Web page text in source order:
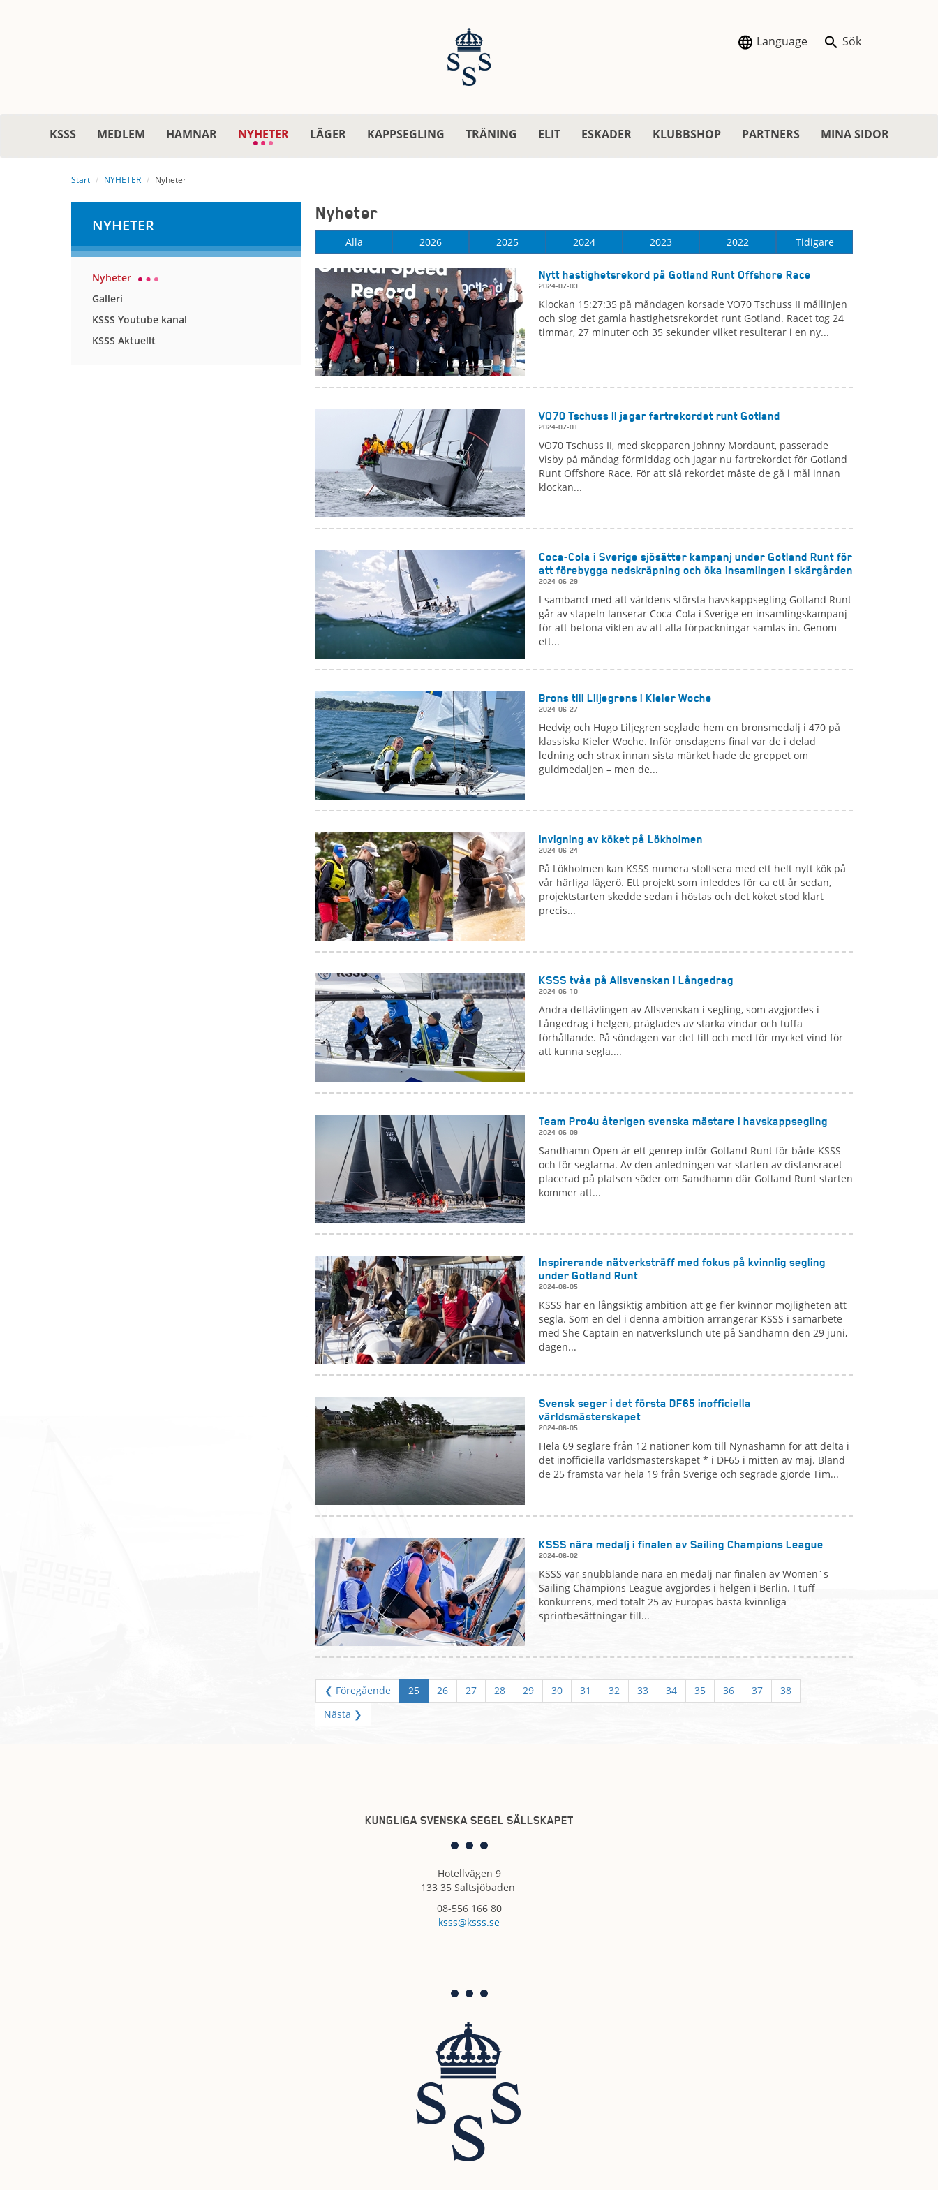
Language Sök
KSSS MEDLEM HAMNAR NYHETER LÄGER KAPPSEGLING TRÄNING ELIT ESKADER KLUBBSHOP PARTNERS MINA SIDOR
Start NYHETER Nyheter
NYHETER
Nyheter
Galleri
KSSS Youtube kanal
KSSS Aktuellt
Nyheter
Alla 2026 2025 2024 2023 2022 Tidigare
Nytt hastighetsrekord på Gotland Runt Offshore Race
2024-07-03
Klockan 15:27:35 på måndagen korsade VO70 Tschuss II mållinjen
och slog det gamla hastighetsrekordet runt Gotland. Racet tog 24
timmar, 27 minuter och 35 sekunder vilket resulterar i en ny...
VO70 Tschuss II jagar fartrekordet runt Gotland
2024-07-01
VO70 Tschuss II, med skepparen Johnny Mordaunt, passerade
Visby på måndag förmiddag och jagar nu fartrekordet för Gotland
Runt Offshore Race. För att slå rekordet måste de gå i mål innan
klockan...
Coca-Cola i Sverige sjösätter kampanj under Gotland Runt för
att förebygga nedskräpning och öka insamlingen i skärgården
2024-06-29
I samband med att världens största havskappsegling Gotland Runt
går av stapeln lanserar Coca-Cola i Sverige en insamlingskampanj
för att betona vikten av att alla förpackningar samlas in. Genom
ett...
Brons till Liljegrens i Kieler Woche
2024-06-27
Hedvig och Hugo Liljegren seglade hem en bronsmedalj i 470 på
klassiska Kieler Woche. Inför onsdagens final var de i delad
ledning och strax innan sista märket hade de greppet om
guldmedaljen – men de...
Invigning av köket på Lökholmen
2024-06-24
På Lökholmen kan KSSS numera stoltsera med ett helt nytt kök på
vår härliga lägerö. Ett projekt som inleddes för ca ett år sedan,
projektstarten skedde sedan i höstas och det köket stod klart
precis...
KSSS tvåa på Allsvenskan i Långedrag
2024-06-10
Andra deltävlingen av Allsvenskan i segling, som avgjordes i
Långedrag i helgen, präglades av starka vindar och tuffa
förhållande. På söndagen var det till och med för mycket vind för
att kunna segla....
Team Pro4u återigen svenska mästare i havskappsegling
2024-06-09
Sandhamn Open är ett genrep inför Gotland Runt för både KSSS
och för seglarna. Av den anledningen var starten av distansracet
placerad på platsen söder om Sandhamn där Gotland Runt starten
kommer att...
Inspirerande nätverksträff med fokus på kvinnlig segling
under Gotland Runt
2024-06-05
KSSS har en långsiktig ambition att ge fler kvinnor möjligheten att
segla. Som en del i denna ambition arrangerar KSSS i samarbete
med She Captain en nätverkslunch ute på Sandhamn den 29 juni,
dagen...
Svensk seger i det första DF65 inofficiella
världsmästerskapet
2024-06-05
Hela 69 seglare från 12 nationer kom till Nynäshamn för att delta i
det inofficiella världsmästerskapet * i DF65 i mitten av maj. Bland
de 25 främsta var hela 19 från Sverige och segrade gjorde Tim...
KSSS nära medalj i finalen av Sailing Champions League
2024-06-02
KSSS var snubblande nära en medalj när finalen av Women´s
Sailing Champions League avgjordes i helgen i Berlin. I tuff
konkurrens, med totalt 25 av Europas bästa kvinnliga
sprintbesättningar till...
❮ Föregående 25 26 27 28 29 30 31 32 33 34 35 36 37
38
Nästa ❯
KUNGLIGA SVENSKA SEGEL SÄLLSKAPET
Hotellvägen 9
133 35 Saltsjöbaden
08-556 166 80
ksss@ksss.se